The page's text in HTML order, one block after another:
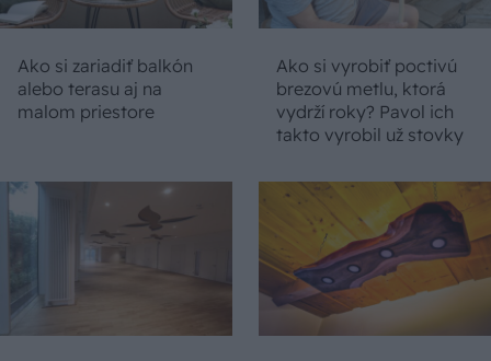
Ako si zariadiť balkón
alebo terasu aj na
malom priestore
Ako si vyrobiť poctivú
brezovú metlu, ktorá
vydrží roky? Pavol ich
takto vyrobil už stovky